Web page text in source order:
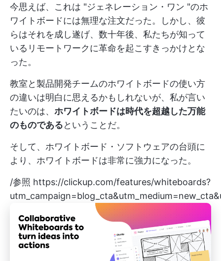
今思えば、これは "ジェネレーション・ワン "のホ
ワイトボードには無理な注文だった。しかし、彼
らはそれを成し遂げ、数十年後、私たちが知って
いるリモートワークに革命を起こすきっかけとな
った。
教室と製品開発チームのホワイトボードの使い方
の違いは明白に思えるかもしれないが、私が言い
たいのは、 ホワイトボードは時代を超越した万能
のものであるということだ。
そして、ホワイトボード・ソフトウェアの台頭に
より、ホワイトボードは非常に強力になった。
/参照 https://clickup.com/features/whiteboards?